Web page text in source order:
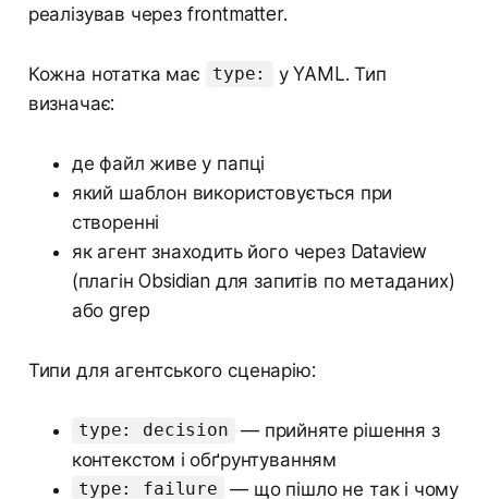
реалізував через frontmatter.
Кожна нотатка має type:
у YAML. Тип
визначає:
де файл живе у папці
який шаблон використовується при
створенні
як агент знаходить його через Dataview
(плагін Obsidian для запитів по метаданих)
або grep
Типи для агентського сценарію:
type: decision
— прийняте рішення з
контекстом і обґрунтуванням
type: failure — що пішло не так і чому